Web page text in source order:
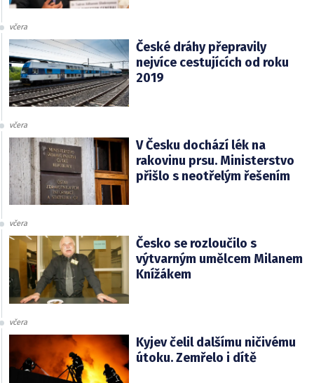
včera
České dráhy přepravily
nejvíce cestujících od roku
2019
včera
V Česku dochází lék na
rakovinu prsu. Ministerstvo
přišlo s neotřelým řešením
včera
Česko se rozloučilo s
výtvarným umělcem Milanem
Knížákem
včera
Kyjev čelil dalšímu ničivému
útoku. Zemřelo i dítě